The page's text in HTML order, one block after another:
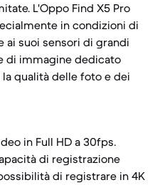
L'Oppo Find X5 Pro
in condizioni di
ai suoi sensori di grandi
di immagine dedicato
qualità delle foto e dei
in Full HD a 30fps.
di registrazione
di registrare in 4K